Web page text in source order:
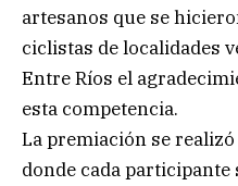
artesanos que se
ciclistas de localidades
Entre Ríos el
esta competencia.
La premiación se
donde cada participante